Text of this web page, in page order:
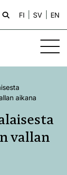
FI SV EN
aikana
vallan